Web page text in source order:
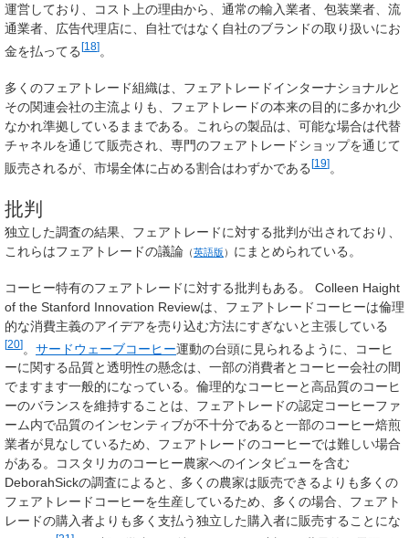
運営しており、コスト上の理由から、通常の輸入業者、包装業者、流
通業者、広告代理店に、自社ではなく自社のブランドの取り扱いにお
金を払ってる [18] 。
多くのフェアトレード組織は、フェアトレードインターナショナルと
その関連会社の主流よりも、フェアトレードの本来の目的に多かれ少
なかれ準拠しているままである。これらの製品は、可能な場合は代替
チャネルを通じて販売され、専門のフェアトレードショップを通じて
販売されるが、市場全体に占める割合はわずかである[19]。
批判
独立した調査の結果、フェアトレードに対する批判が出されており、
これらはフェアトレードの議論 （英語版 ） にまとめられている。
コーヒー特有のフェアトレードに対する批判もある。 Colleen Haight
of the Stanford Innovation Reviewは、フェアトレードコーヒーは倫理
的な消費主義のアイデアを売り込む方法にすぎないと主張している
[20] サードウェーブコーヒー運動の台頭に見られるように、コーヒ
ーに関する品質と透明性の懸念は、一部の消費者とコーヒー会社の間
でますます一般的になっている。倫理的なコーヒーと高品質のコーヒ
ーのバランスを維持することは、フェアトレードの認定コーヒーファ
ーム内で品質のインセンティブが不十分であると一部のコーヒー焙煎
業者が見なしているため、フェアトレードのコーヒーでは難しい場合
がある。コスタリカのコーヒー農家へのインタビューを含む
DeborahSickの調査によると、多くの農家は販売できるよりも多くの
フェアトレードコーヒーを生産しているため、多くの場合、フェアト
レードの購入者よりも多く支払う独立した購入者に販売することにな